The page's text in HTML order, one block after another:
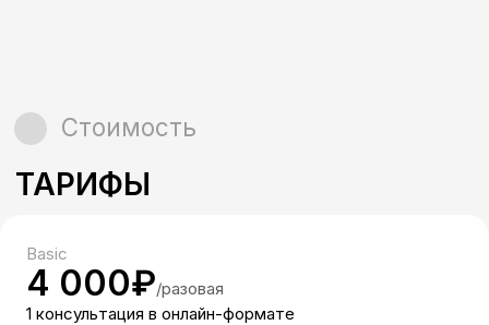
Basic
4 000₽/разовая
1 консультация в онлайн-формате
персональных данных в соответствии с
политикой конфиденциальности
Оставить заявку